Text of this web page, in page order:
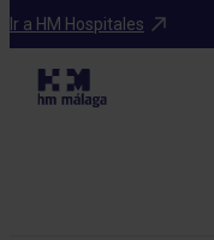
Ir a HM Hospitales
Especialidades